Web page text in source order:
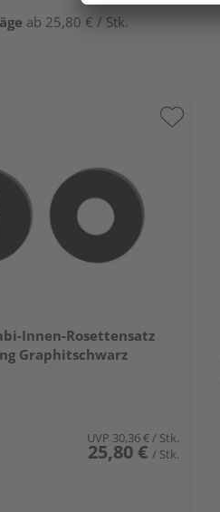
ab 25,80 € / Stk.
Innen-Rosettensatz
Graphitschwarz
UVP 30,36 € / Stk.
25,80 € / Stk.